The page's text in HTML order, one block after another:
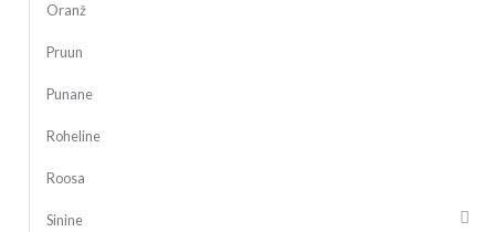
Oranž
Pruun
Punane
Roheline
Roosa
Sinine